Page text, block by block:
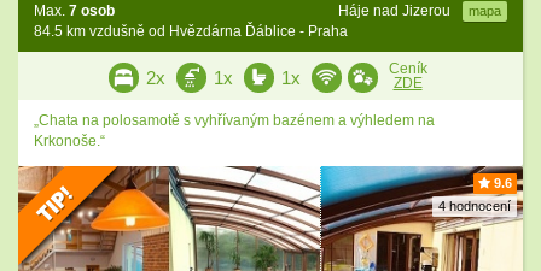
Háje nad Jizerou mapa
Max. 7 osob
84.5 km vzdušně od Hvězdárna Ďáblice - Praha
2x 1x 1x
Ceník
ZDE
„Chata na polosamotě s vyhřívaným bazénem a výhledem na
Krkonoše.“
9.6
4 hodnocení